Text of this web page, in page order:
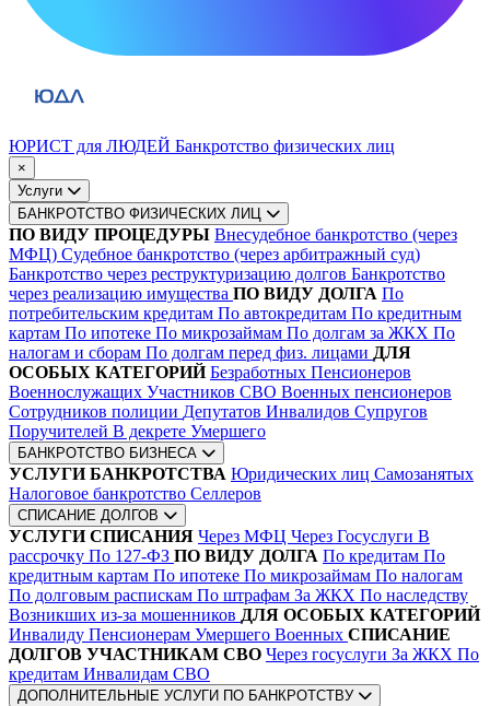
ЮРИСТ для ЛЮДЕЙ Банкротство физических лиц
×
Услуги
БАНКРОТСТВО ФИЗИЧЕСКИХ ЛИЦ
ПО ВИДУ ПРОЦЕДУРЫ Внесудебное банкротство (через
МФЦ) Судебное банкротство (через арбитражный суд)
Банкротство через реструктуризацию долгов Банкротство
через реализацию имущества ПО ВИДУ ДОЛГА По
потребительским кредитам По автокредитам По кредитным
картам По ипотеке По микрозаймам По долгам за ЖКХ По
налогам и сборам По долгам перед физ. лицами ДЛЯ
ОСОБЫХ КАТЕГОРИЙ Безработных Пенсионеров
Военнослужащих Участников СВО Военных пенсионеров
Сотрудников полиции Депутатов Инвалидов Супругов
Поручителей В декрете Умершего
БАНКРОТСТВО БИЗНЕСА
УСЛУГИ БАНКРОТСТВА Юридических лиц Самозанятых
Налоговое банкротство Селлеров
СПИСАНИЕ ДОЛГОВ
УСЛУГИ СПИСАНИЯ Через МФЦ Через Госуслуги В
рассрочку По 127-ФЗ ПО ВИДУ ДОЛГА По кредитам По
кредитным картам По ипотеке По микрозаймам По налогам
По долговым распискам По штрафам За ЖКХ По наследству
Возникших из-за мошенников ДЛЯ ОСОБЫХ КАТЕГОРИЙ
Инвалиду Пенсионерам Умершего Военных СПИСАНИЕ
ДОЛГОВ УЧАСТНИКАМ СВО Через госуслуги За ЖКХ По
кредитам Инвалидам СВО
ДОПОЛНИТЕЛЬНЫЕ УСЛУГИ ПО БАНКРОТСТВУ